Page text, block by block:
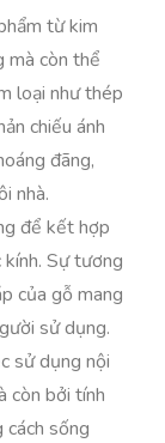
từ kim
mà còn thể
loại như thép
chiếu ánh
đãng,
nhà.
để kết hợp
Sự tương
của gỗ mang
sử dụng.
sử dụng nội
còn bởi tính
cách sống